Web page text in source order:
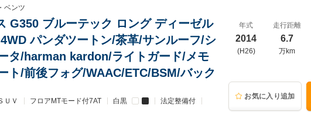
ベンツ
G350 ブルーテック ロング ディーゼル
パンダツートン/茶革/サンルーフ/シ
タ/harman kardon/ライトガード/メモ
ト/前後フォグ/WAAC/ETC/BSM/バック
ＵＶ フロアMTモード付7AT 白黒
法定整備付
年式
2014
(H26)
走行距離
6.7
万km
お気に入り追加